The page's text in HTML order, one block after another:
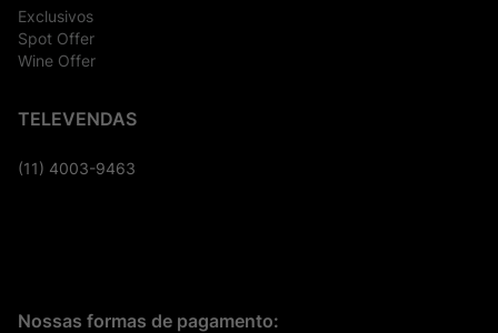
Exclusivos
Spot Offer
Wine Offer
TELEVENDAS
(11) 4003-9463
Nossas formas de pagamento: